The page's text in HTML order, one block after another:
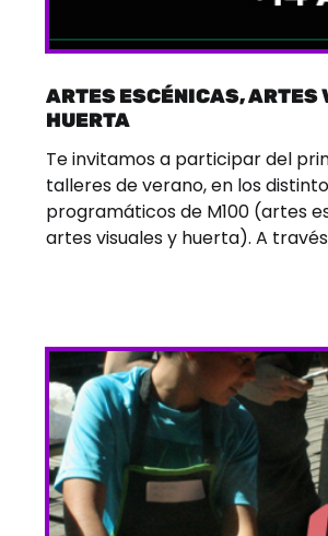
ARTES ESCÉNICAS, ARTES
HUERTA
Te invitamos a participar del
talleres de verano, en los
programáticos de M100 (artes
artes visuales y huerta). A